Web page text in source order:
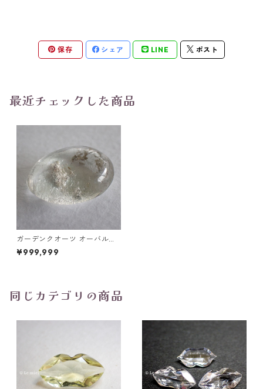
保存 シェア LINE ポスト
最近チェックした商品
ガーデンクオーツ オーバルカ
ボションルース 8.5ct 16.1mm*
12.1mm
¥999,999
同じカテゴリの商品